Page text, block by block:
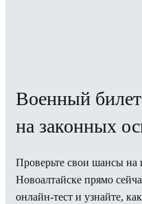
Военный
на законных
Проверьте свои шансы на
Новоалтайске прямо
онлайн-тест и узнайте,